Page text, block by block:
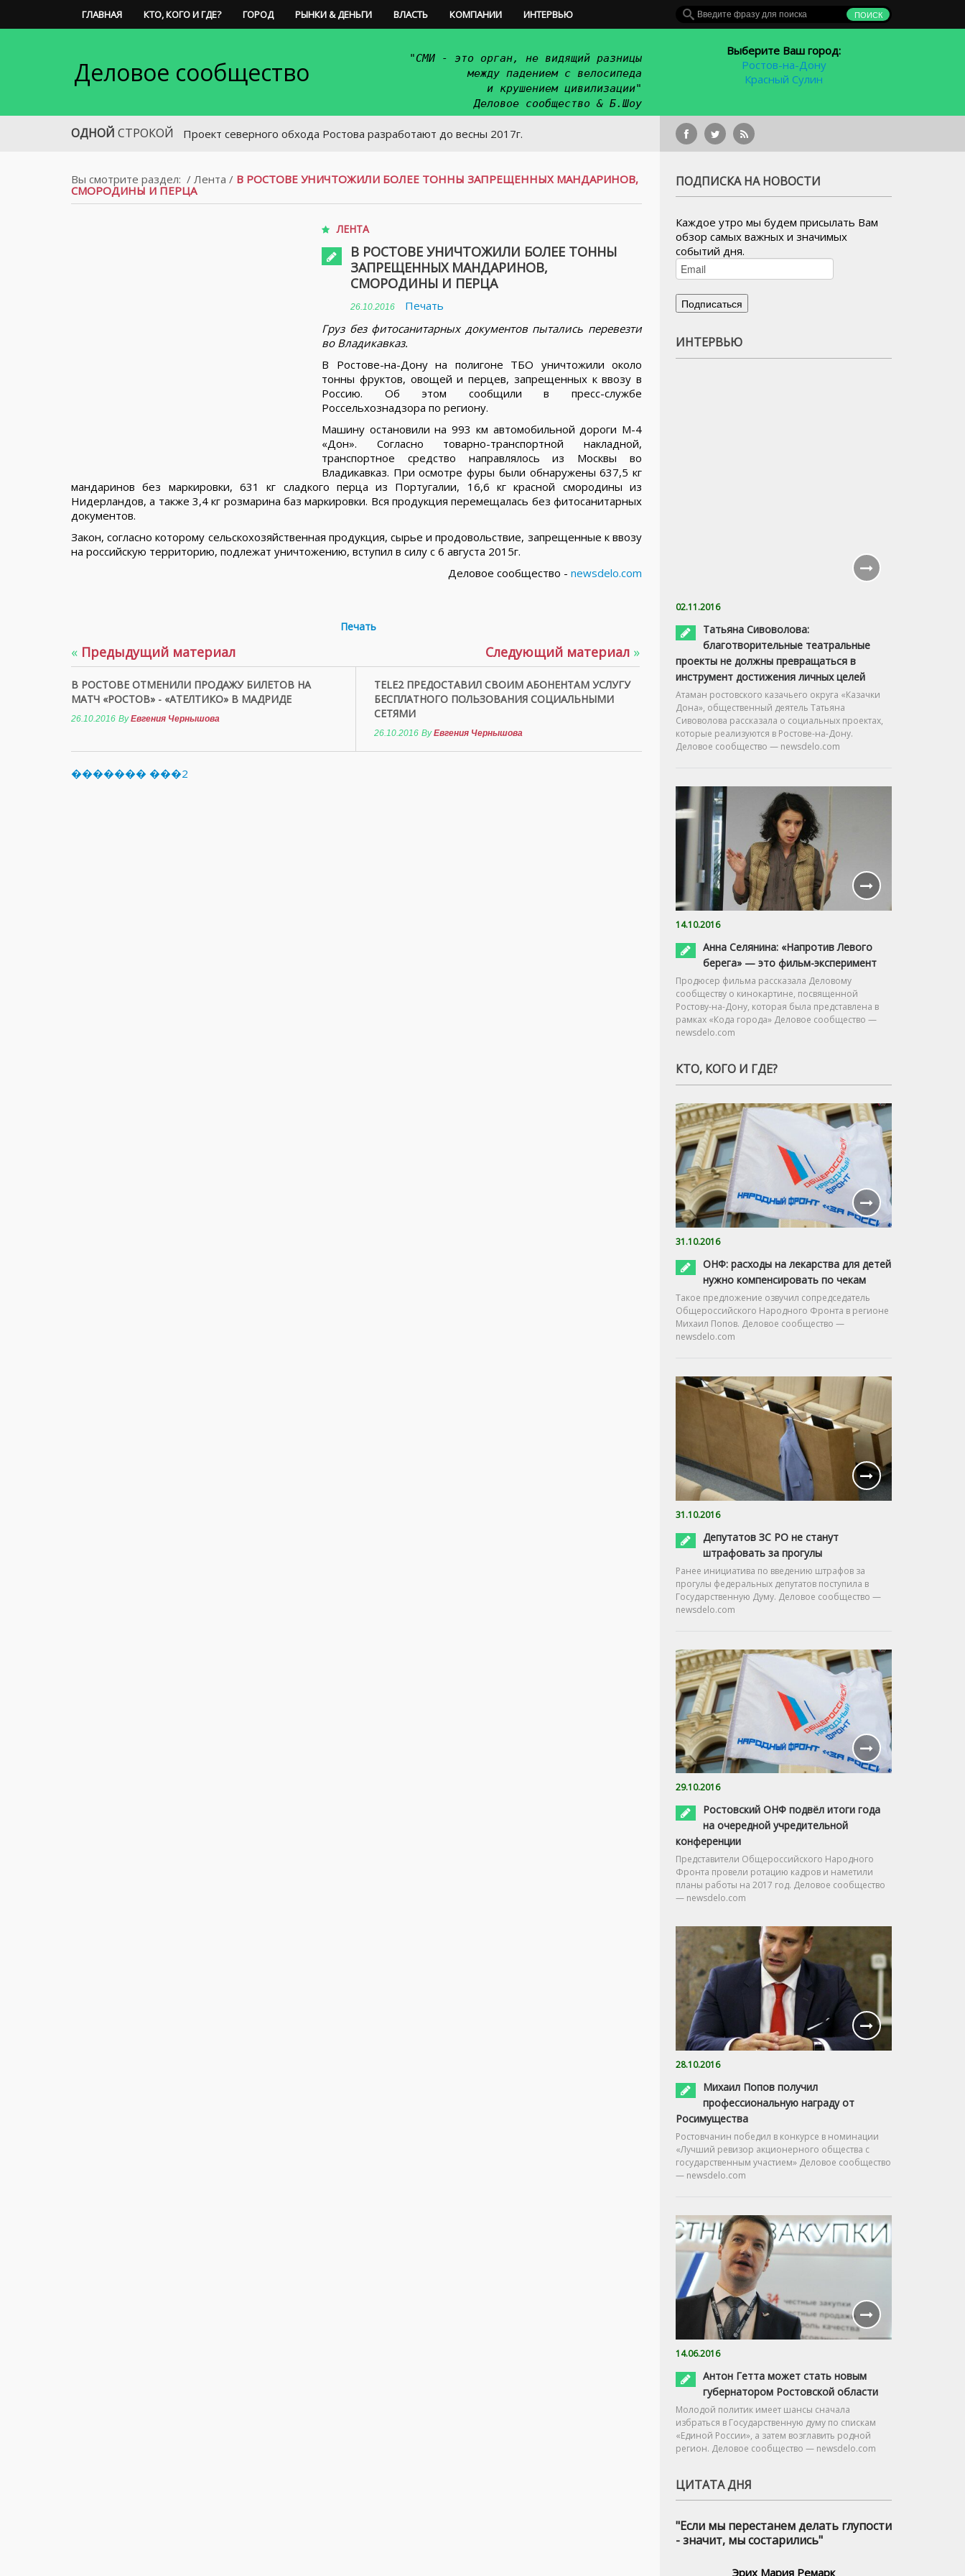
ГЛАВНАЯ КТО, КОГО И ГДЕ? ГОРОД РЫНКИ & ДЕНЬГИ ВЛАСТЬ КОМПАНИИ ИНТЕРВЬЮ
Деловое сообщество
"СМИ - это орган, не видящий разницы
между падением с велосипеда
и крушением цивилизации"
Деловое сообщество & Б.Шоу
Выберите Ваш город:
Ростов-на-Дону
Красный Сулин
ОДНОЙ СТРОКОЙ
Проект северного обхода Ростова разработают до весны 2017г.
Вы смотрите раздел: / Лента / В РОСТОВЕ УНИЧТОЖИЛИ БОЛЕЕ ТОННЫ ЗАПРЕЩЕННЫХ МАНДАРИНОВ,
СМОРОДИНЫ И ПЕРЦА
ЛЕНТА
В РОСТОВЕ УНИЧТОЖИЛИ БОЛЕЕ ТОННЫ
ЗАПРЕЩЕННЫХ МАНДАРИНОВ,
СМОРОДИНЫ И ПЕРЦА
26.10.2016
Печать
Груз без фитосанитарных документов пытались перевезти
во Владикавказ.
В Ростове-на-Дону на полигоне ТБО уничтожили около
тонны фруктов, овощей и перцев, запрещенных к ввозу в
Россию. Об этом сообщили в пресс-службе
Россельхознадзора по региону.
Машину остановили на 993 км автомобильной дороги М-4
«Дон». Согласно товарно-транспортной накладной,
транспортное средство направлялось из Москвы во
Владикавказ. При осмотре фуры были обнаружены 637,5 кг
мандаринов без маркировки, 631 кг сладкого перца из Португалии, 16,6 кг красной смородины из
Нидерландов, а также 3,4 кг розмарина баз маркировки. Вся продукция перемещалась без фитосанитарных
документов.
Закон, согласно которому сельскохозяйственная продукция, сырье и продовольствие, запрещенные к ввозу
на российскую территорию, подлежат уничтожению, вступил в силу с 6 августа 2015г.
Деловое сообщество - newsdelo.com
Печать
« Предыдущий материал
В РОСТОВЕ ОТМЕНИЛИ ПРОДАЖУ БИЛЕТОВ НА
МАТЧ «РОСТОВ» - «АТЕЛТИКО» В МАДРИДЕ
26.10.2016 ByЕвгения Чернышова
Следующий материал »
TELE2 ПРЕДОСТАВИЛ СВОИМ АБОНЕНТАМ УСЛУГУ
БЕСПЛАТНОГО ПОЛЬЗОВАНИЯ СОЦИАЛЬНЫМИ
СЕТЯМИ
26.10.2016 ByЕвгения Чернышова
������� ���2
ПОДПИСКА НА НОВОСТИ
Каждое утро мы будем присылать Вам
обзор самых важных и значимых
событий дня.
ИНТЕРВЬЮ
02.11.2016
Татьяна Сивоволова:
благотворительные театральные
проекты не должны превращаться в
инструмент достижения личных целей
Атаман ростовского казачьего округа «Казачки
Дона», общественный деятель Татьяна
Сивоволова рассказала о социальных проектах,
которые реализуются в Ростове-на-Дону.
Деловое сообщество — newsdelo.com
14.10.2016
Анна Селянина: «Напротив Левого
берега» — это фильм-эксперимент
Продюсер фильма рассказала Деловому
сообществу о кинокартине, посвященной
Ростову-на-Дону, которая была представлена в
рамках «Кода города» Деловое сообщество —
newsdelo.com
КТО, КОГО И ГДЕ?
31.10.2016
ОНФ: расходы на лекарства для детей
нужно компенсировать по чекам
Такое предложение озвучил сопредседатель
Общероссийского Народного Фронта в регионе
Михаил Попов. Деловое сообщество —
newsdelo.com
31.10.2016
Депутатов ЗС РО не станут
штрафовать за прогулы
Ранее инициатива по введению штрафов за
прогулы федеральных депутатов поступила в
Государственную Думу. Деловое сообщество —
newsdelo.com
29.10.2016
Ростовский ОНФ подвёл итоги года
на очередной учредительной
конференции
Представители Общероссийского Народного
Фронта провели ротацию кадров и наметили
планы работы на 2017 год. Деловое сообщество
— newsdelo.com
28.10.2016
Михаил Попов получил
профессиональную награду от
Росимущества
Ростовчанин победил в конкурсе в номинации
«Лучший ревизор акционерного общества с
государственным участием» Деловое сообщество
— newsdelo.com
14.06.2016
Антон Гетта может стать новым
губернатором Ростовской области
Молодой политик имеет шансы сначала
избраться в Государственную думу по спискам
«Единой России», а затем возглавить родной
регион. Деловое сообщество — newsdelo.com
ЦИТАТА ДНЯ
"Если мы перестанем делать глупости
- значит, мы состарились"
Эрих Мария Ремарк